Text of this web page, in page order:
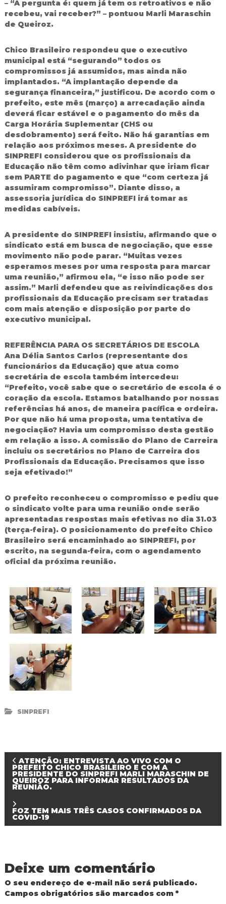
– “A pergunta é: quem já tem os retroativos e não
recebeu, vai receber?” – pontuou Marli Maraschin
de Queiroz.
Chico Brasileiro respondeu que o executivo
municipal está “segurando” todos os
compromissos já assumidos, mas ainda não
implantados. “A implantação depende da
segurança financeira,” justificou. De acordo com o
prefeito, este mês (março) a arrecadação ainda
deverá ficar estável e o pagamento do mês da
Carga Horária Suplementar (CHS ou
desdobramento) será feito. Não há garantias em
relação aos próximos meses. A presidente do
SINPREFI considerou que os profissionais da
Educação não têm como adivinhar que iriam ficar
sem PARTE do pagamento e que “com certeza já
assumiram compromisso”. Diante disso, a
assessoria jurídica do SINPREFI irá tomar as
medidas cabíveis.
A presidente do SINPREFI insistiu, afirmando que o
sindicato está em busca de negociação, que esse
movimento não pode parar. “Muitas vezes
esperamos meses por uma resposta para marcar
uma reunião,” afirmou ela, “e isso não pode ser
assim.” Marli defendeu que as reivindicações dos
profissionais da Educação precisam ser tratadas
com mais atenção e disposição por parte do
executivo municipal.
REFERÊNCIA PARA OS SECRETÁRIOS DE ESCOLA
Ana Délia Santos Carlos (representante dos
funcionários da Educação) que atua como
secretária de escola também intercedeu:
“Prefeito, você sabe que o secretário de escola é o
coração da escola. Estamos batalhando por nossas
referências há anos, de maneira pacífica e ordeira.
Por que não há uma proposta, uma tentativa de
negociação? Havia um compromisso desta gestão
em relação a isso. A comissão do Plano de Carreira
incluiu os secretários no Plano de Carreira dos
Profissionais da Educação. Precisamos que isso
seja efetivado!”
O prefeito reconheceu o compromisso e pediu que
o sindicato volte para uma reunião onde serão
apresentadas respostas mais efetivas no dia 31.03
(terça-feira). O posicionamento do prefeito Chico
Brasileiro será encaminhado ao SINPREFI, por
escrito, na segunda-feira, com o agendamento
oficial da próxima reunião.
SINPREFI
N
a
v
e
a
ç
ATENÇÃO: ENTREVISTA AO VIVO COM O
PREFEITO CHICO BRASILEIRO E COM A
PRESIDENTE DO SINPREFI MARLI MARASCHIN DE
QUEIROZ PARA INFORMAR RESULTADOS DA
REUNIÃO.
FOZ TEM MAIS TRÊS CASOS CONFIRMADOS DA
COVID-19
Deixe um comentário
O seu endereço de e-mail não será publicado.
Campos obrigatórios são marcados com *